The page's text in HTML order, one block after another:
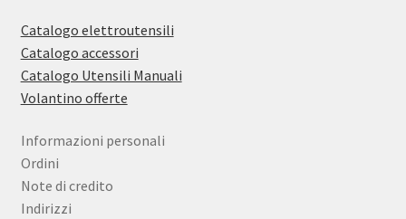
Catalogo elettroutensili
Catalogo accessori
Catalogo Utensili Manuali
Volantino offerte
Informazioni personali
Ordini
Note di credito
Indirizzi